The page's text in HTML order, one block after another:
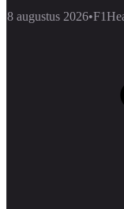
8 augustus 2026•